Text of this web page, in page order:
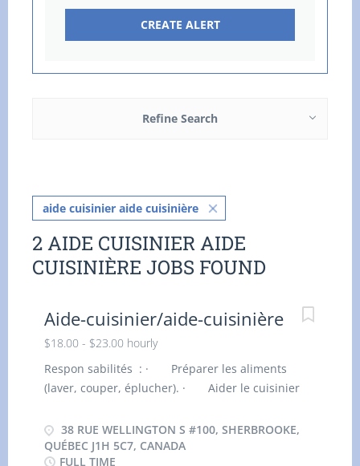
Refine Search
aide cuisinier aide cuisinière
2 AIDE CUISINIER AIDE
CUISINIÈRE JOBS FOUND
Aide-cuisinier/aide-cuisinière
$18.00 - $23.00 hourly
Respon sabilités : · Préparer les aliments
(laver, couper, éplucher). · Aider le cuisinier
cuisine, les ustensiles et les surfaces. ·
Organiser et ranger les ingrédients et
38 RUE WELLINGTON S #100, SHERBROOKE,
QUÉBEC J1H 5C7, CANADA
FULL TIME